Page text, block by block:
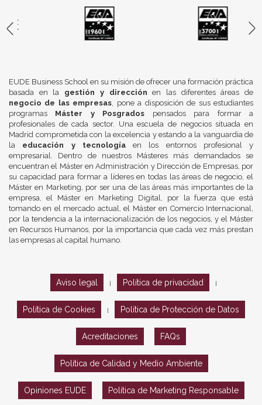
EUDE Business School en su misión de ofrecer una formación práctica
basada en la gestión y dirección en las diferentes áreas de
negocio de las empresas, pone a disposición de sus estudiantes
programas Máster y Posgrados pensados para formar a
profesionales de cada sector. Una escuela de negocios situada en
Madrid comprometida con la excelencia y estando a la vanguardia de
la educación y tecnologíaen los entornos profesional y
empresarial. Dentro de nuestros Másteres más demandados se
encuentran el Máster en Administración y Dirección de Empresas, por
su capacidad para formar a líderes en todas las áreas de negocio, el
Máster en Marketing, por ser una de las áreas más importantes de la
empresa, el Máster en Marketing Digital, por la fuerza que está
tomando en el mercado actual, el Máster en Comercio Internacional,
por la tendencia a la internacionalización de los negocios, y el Máster
en Recursos Humanos, por la importancia que cada vez más prestan
las empresas al capital humano.
Aviso legal Política de privacidad
Política de Cookies Política de Protección de Datos
Acreditaciones FAQs
Política de Calidad y Medio Ambiente
Opiniones EUDE Política de Marketing Responsable